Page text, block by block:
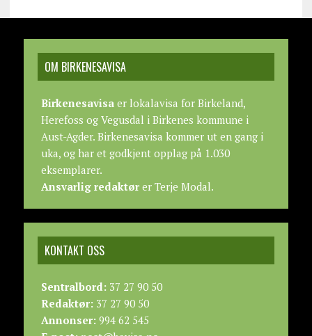
OM BIRKENESAVISA
Birkenesavisaer lokalavisa for Birkeland,
Herefoss og Vegusdal i Birkenes kommune i
Aust-Agder. Birkenesavisa kommer ut en gang i
uka, og har et godkjent opplag på 1.030
eksemplarer.
Ansvarlig redaktører Terje Modal.
KONTAKT OSS
Sentralbord:37 27 90 50
Redaktør:37 27 90 50
Annonser:994 62 545